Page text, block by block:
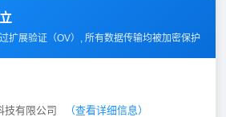
扩展验证（OV）, 所有数据传输均被加密保护
技有限公司
（查看详细信息）